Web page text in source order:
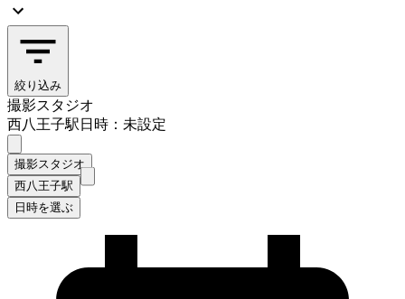
絞り込み
撮影スタジオ
西八王子駅日時：未設定
撮影スタジオ
西八王子駅
日時を選ぶ